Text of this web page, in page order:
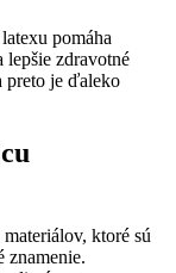
pomáha
zdravotné
preto je ďaleko
ktoré sú
znamenie.